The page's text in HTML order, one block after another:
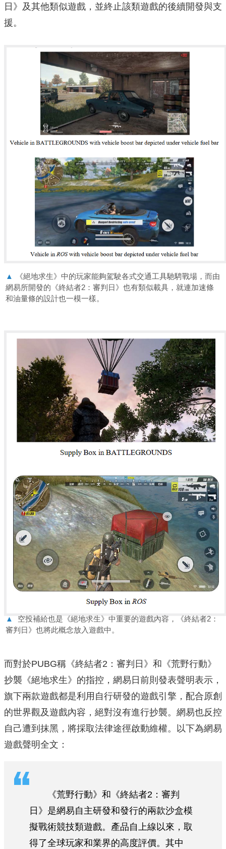
日》及其他類似遊戲，並終止該類遊戲的後續開發與支
援。
▲
《絕地求生》中的玩家能夠駕駛各式交通工具馳騁戰場，而由
網易所開發的《終結者2：審判日》也有類似載具，就連加速條
和油量條的設計也一模一樣。
▲
空投補給也是《絕地求生》中重要的遊戲內容，《終結者2：
審判日》也將此概念放入遊戲中。
而對於PUBG稱《終結者2：審判日》和《荒野行動》
抄襲《絕地求生》的指控，網易日前則發表聲明表示，
旗下兩款遊戲都是利用自行研發的遊戲引擎，配合原創
的世界觀及遊戲內容，絕對沒有進行抄襲。網易也反控
自己遭到抹黑，將採取法律途徑啟動維權。以下為網易
遊戲聲明全文：
《荒野行動》和《終結者2：審判
日》是網易自主研發和發行的兩款沙盒模
擬戰術競技類遊戲。產品自上線以來，取
得了全球玩家和業界的高度評價。其中